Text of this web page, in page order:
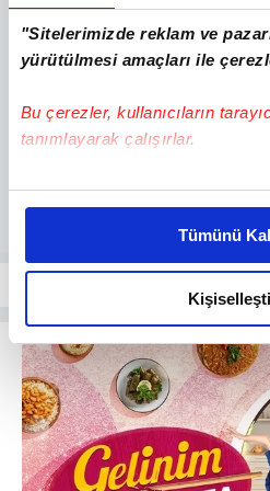
"Sitelerimizde reklam ve
yürütülmesi amaçları ile
Bu çerezler, kullanıcıların
tanımlayarak çalışırlar.
Bu çerezlere izin vermeniz
daha iyi reklam deneyimi
amacımızın size daha iyi bir
olduğunu ve sizlere en iyi
elimizden gelen çabayı
reklamların maliyetlerimizi
kalemimiz olduğunu sizlere
Her halükârda, kullanıcılar, bu
takdirde, kullanıcılara hedefli
gösterilmeyecektir."
Tümünü